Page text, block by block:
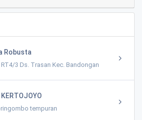
Robusta
3 Ds. Trasan Kec. Bandongan
tempuran